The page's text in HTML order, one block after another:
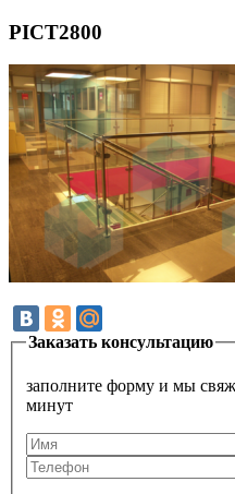
PICT2800
Заказать консультацию
заполните форму и мы
минут